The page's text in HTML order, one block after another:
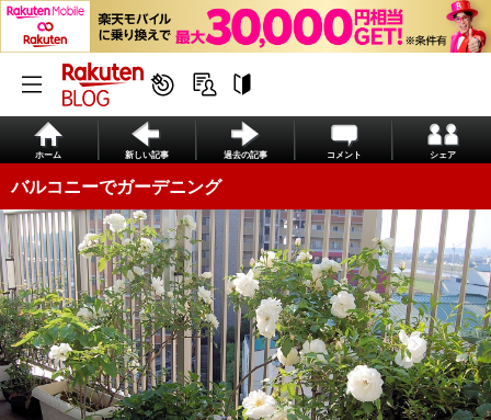
ホーム 新しい記事 過去の記事 コメント シェア
バルコニーでガーデニング